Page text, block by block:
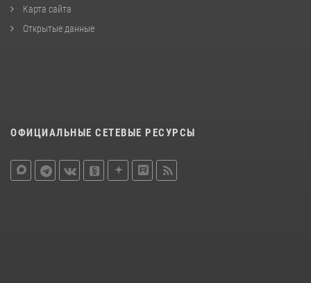
Карта сайта
Открытые данные
ОФИЦИАЛЬНЫЕ СЕТЕВЫЕ РЕСУРСЫ